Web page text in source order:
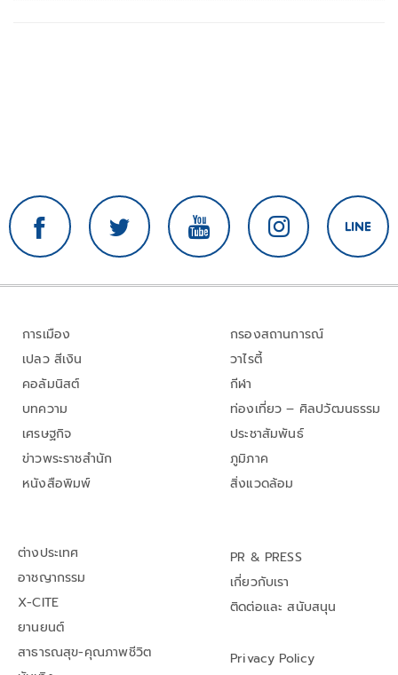
การเมือง
เปลว สีเงิน
คอลัมนิสต์
บทความ
เศรษฐกิจ
ข่าวพระราชสำนัก
หนังสือพิมพ์
กรองสถานการณ์
วาไรตี้
กีฬา
ท่องเที่ยว – ศิลปวัฒนธรรม
ประชาสัมพันธ์
ภูมิภาค
สิ่งแวดล้อม
ต่างประเทศ
อาชญากรรม
X-CITE
ยานยนต์
สาธารณสุข-คุณภาพชีวิต
PR & PRESS
เกี่ยวกับเรา
ติดต่อและ สนับสนุน
Privacy Policy